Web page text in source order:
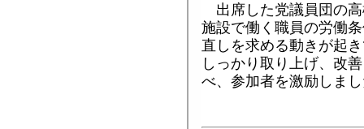
出席した党議員団の
施設で働く職員の労働
直しを求める動きが起
しっかり取り上げ、改
べ、参加者を激励しま